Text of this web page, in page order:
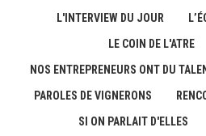
L'INTERVIEW DU JOUR
LE COIN DE L'ATRE
NOS ENTREPRENEURS ONT DU
PAROLES DE VIGNERONS
SI ON PARLAIT D'ELLES